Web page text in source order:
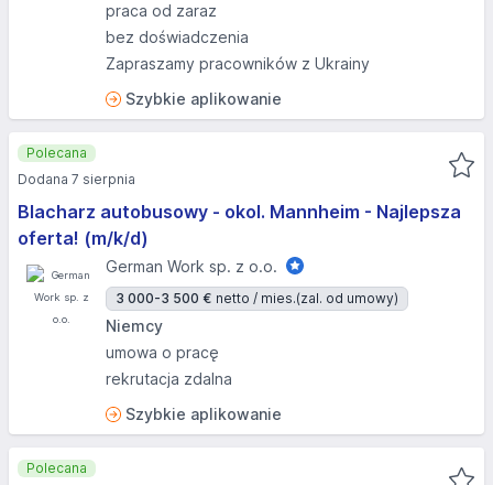
praca od zaraz
bez doświadczenia
Zapraszamy pracowników z Ukrainy
Szybkie aplikowanie
Blacharz autobusowy - okol. Mannheim - Najlepsza
oferta! (m/k/d)
German Work sp. z o.o.
3 000-3 500 € netto / mies.(zal. od umowy)
Niemcy
umowa o pracę
rekrutacja zdalna
Szybkie aplikowanie
Polecana
Dodana 7 sierpnia
Polecana